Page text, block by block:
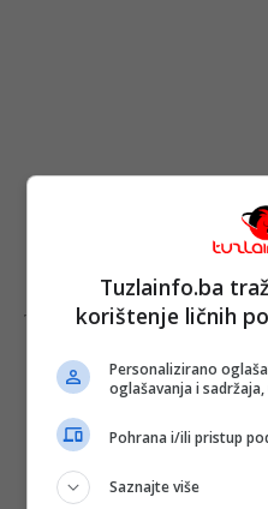
Tuzlainfo.ba
korištenje ličnih
Personalizirano
oglašavanja i
Pohrana i/ili pristup
Saznajte više